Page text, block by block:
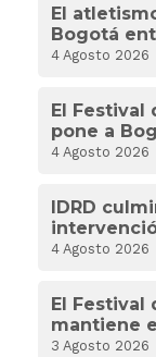
El
Bogotá
plata para
Caribe
4 Agosto 2026
El Festival
pone a
4 Agosto 2026
IDRD
de Techo
4 Agosto 2026
El Festival
mantiene
deporte
3 Agosto 2026